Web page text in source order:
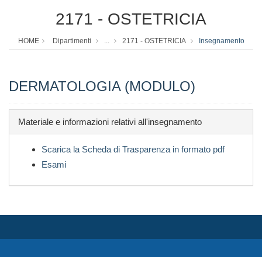
2171 - OSTETRICIA
HOME Dipartimenti ... 2171 - OSTETRICIA Insegnamento
DERMATOLOGIA (MODULO)
Materiale e informazioni relativi all'insegnamento
Scarica la Scheda di Trasparenza in formato pdf
Esami